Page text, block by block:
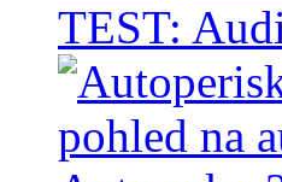
TEST: